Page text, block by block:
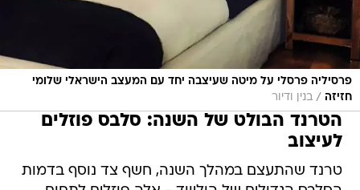
פרסיליה פרסלי על מיטה שעיצבה יחד עם המעצב הישראלי שלומי
חזיזה / בנין ודיור
הטרנד הבולט של השנה: סלבס פוזלים
לעיצוב
טרנד שהתעצם במהלך השנה, חשף צד נוסף בדמות